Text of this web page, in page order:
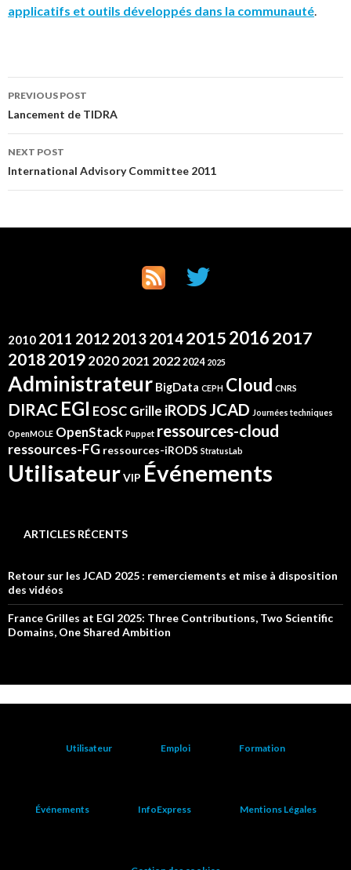
applicatifs et outils développés dans la communauté.
Post
navigation
PREVIOUS POST
Lancement de TIDRA
NEXT POST
International Advisory Committee 2011
2010 2011 2012 20132014201520162017
20182019 2020 2021 2022 2024 2025
Administrateur BigData CEPH Cloud CNRS
DIRAC EGI EOSC Grille iRODSJCAD Journées techniques
OpenMOLE OpenStack Puppet ressources-cloud
ressources-FG ressources-iRODS StratusLab
UtilisateurVIP Événements
ARTICLES RÉCENTS
Retour sur les JCAD 2025 : remerciements et mise à disposition
des vidéos
France Grilles at EGI 2025: Three Contributions, Two Scientific
Domains, One Shared Ambition
Utilisateur Emploi Formation
Événements InfoExpress Mentions Légales